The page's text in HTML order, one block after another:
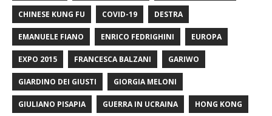
CHINESE KUNG FU COVID-19 DESTRA
EMANUELE FIANO ENRICO FEDRIGHINI EUROPA
EXPO 2015 FRANCESCA BALZANI GARIWO
GIARDINO DEI GIUSTI GIORGIA MELONI
GIULIANO PISAPIA GUERRA IN UCRAINA HONG KONG